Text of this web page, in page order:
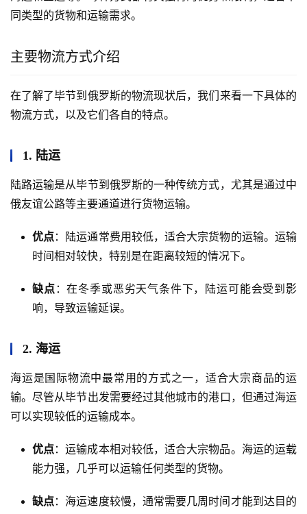
同类型的货物和运输需求。
主要物流方式介绍
在了解了毕节到俄罗斯的物流现状后，我们来看一下具体的
物流方式，以及它们各自的特点。
1. 陆运
陆路运输是从毕节到俄罗斯的一种传统方式，尤其是通过中
俄友谊公路等主要通道进行货物运输。
优点：陆运通常费用较低，适合大宗货物的运输。运输
时间相对较快，特别是在距离较短的情况下。
缺点 ：在冬季或恶劣天气条件下，陆运可能会受到影
响，导致运输延误。
2. 海运
海运是国际物流中最常用的方式之一，适合大宗商品的运
输。尽管从毕节出发需要经过其他城市的港口，但通过海运
可以实现较低的运输成本。
优点：运输成本相对较低，适合大宗物品。海运的运载
能力强，几乎可以运输任何类型的货物。
缺点：海运速度较慢，通常需要几周时间才能到达目的